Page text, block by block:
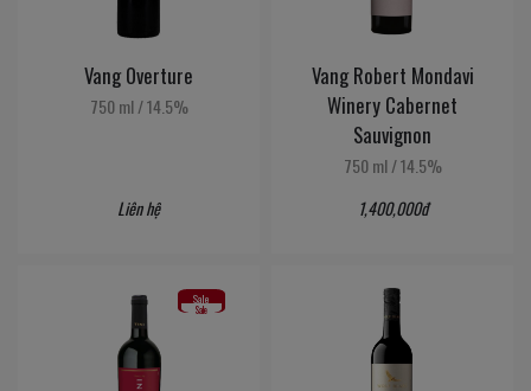
Vang Overture
750 ml /14.5%
Liên hệ
Vang Robert Mondavi
Winery Cabernet
Sauvignon
750 ml /14.5%
1,400,000đ
Sale
Sale